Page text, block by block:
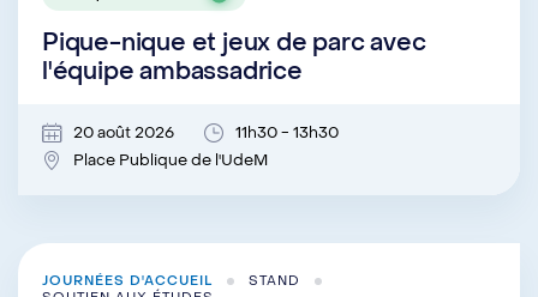
Pique-nique et jeux de parc avec
l'équipe ambassadrice
20 août 2026
11h30 - 13h30
Place Publique de l'UdeM
JOURNÉES D'ACCUEIL
STAND